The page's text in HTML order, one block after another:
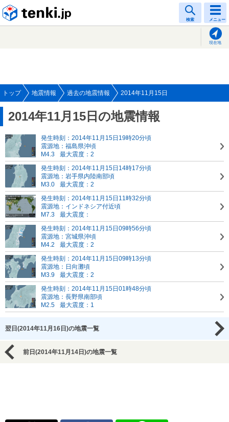
検索 メニュー
現在地
トップ 地震情報 過去の地震情報 2014年11月15日
2014年11月15日の地震情報
発生時刻：2014年11月15日19時20分頃
震源地：福島県沖頃
M4.3
最大震度：2
発生時刻：2014年11月15日14時17分頃
震源地：岩手県内陸南部頃
M3.0
最大震度：2
発生時刻：2014年11月15日11時32分頃
震源地：インドネシア付近頃
M7.3
最大震度：
発生時刻：2014年11月15日09時56分頃
震源地：宮城県沖頃
M4.2
最大震度：2
発生時刻：2014年11月15日09時13分頃
震源地：日向灘頃
M3.9
最大震度：2
発生時刻：2014年11月15日01時48分頃
震源地：長野県南部頃
M2.5
最大震度：1
翌日(2014年11月16日)の地震一覧
前日(2014年11月14日)の地震一覧